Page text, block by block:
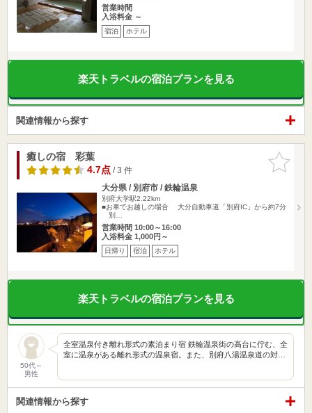
営業時間
入浴料金 ～
宿泊 ホテル
楽天トラベルの宿泊プランを見る
関連情報から探す
お気に入
りに追加
癒しの宿 彩葉
4.7点/ 3 件
大分県 / 別府市 / 鉄輪温泉
別府大学駅2.22km
■お車でお越しの場合 大分自動車道「別府IC」から約7分
別…
営業時間 10:00～16:00
入浴料金 1,000円～
日帰り 宿泊 ホテル
楽天トラベルの宿泊プランを見る
50代～
男性
全室温泉付き離れ形式の素泊まり宿 鉄輪温泉街の高台に佇む、全
室に温泉がある離れ形式の温泉宿。また、別府八湯温泉道の対…
関連情報から探す